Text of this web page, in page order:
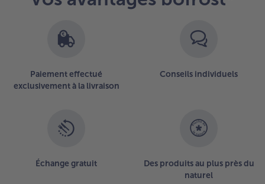
Paiement effectué
exclusivement à la livraison
Conseils individuels
Échange gratuit
Des produits au plus près du
naturel